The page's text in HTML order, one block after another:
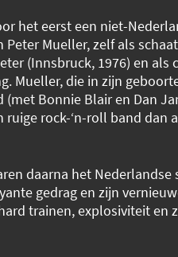
het eerst een niet-
Peter Mueller, zelf als
(Innsbruck, 1976) en als
Mueller, die in zijn
(met Bonnie Blair en Dan
ruige rock-‘n-roll band dan
daarna het
gedrag en zijn
trainen, explosiviteit en